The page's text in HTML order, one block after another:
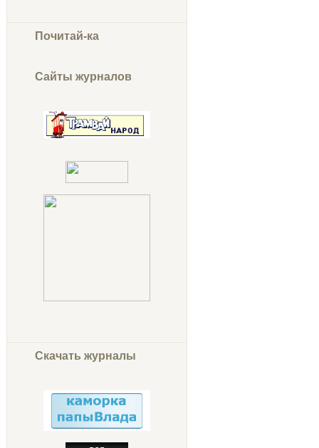
Почитай-ка
Сайты журналов
Скачать журналы